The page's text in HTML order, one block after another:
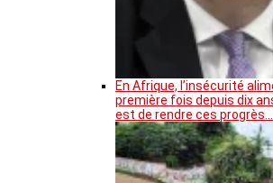
En Afrique, l’insécurité
première fois depuis dix
est de rendre ces progrès…